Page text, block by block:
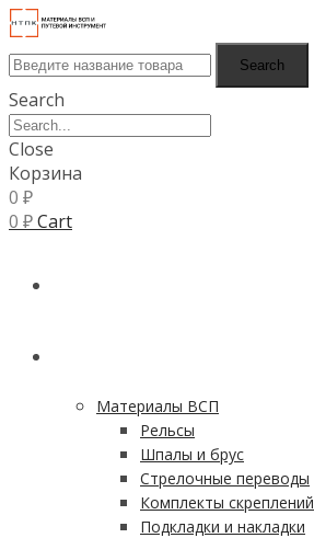
Search
Search
Close
Корзина
0 ₽
0 ₽Cart
Материалы ВСП
Рельсы
Шпалы и брус
Стрелочные переводы
Комплекты скреплений
Подкладки и накладки